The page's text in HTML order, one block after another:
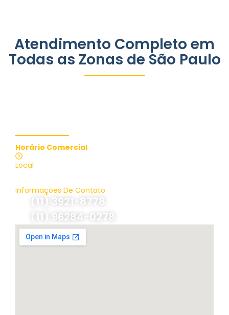
Atendimento Completo em
Todas as Zonas de São Paulo
Horário Comercial
Local
Informações De Contato
(11) 3921-8778
(11) 96284-0278